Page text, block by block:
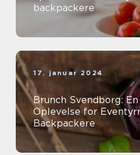
backpackere
17. januar 2024
Brunch Svendborg:
Oplevelse for
Backpackere